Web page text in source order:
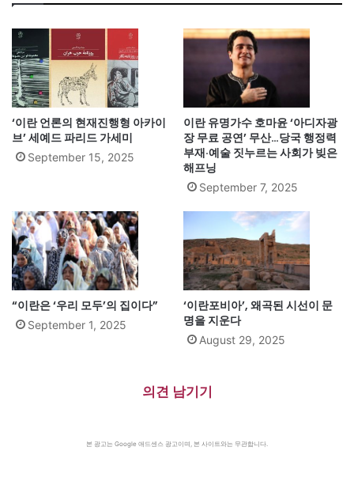
‘이란 언론의 현재진행형 아카이
브’ 세예드 파리드 가세미
September 15, 2025
이란 유명가수 호마윤 ‘아디자광
장 무료 공연’ 무산…당국 행정력
부재·예술 짓누르는 사회가 빚은
해프닝
September 7, 2025
“이란은 ‘우리 모두’의 집이다”
September 1, 2025
‘이란포비아’, 왜곡된 시선이 문
명을 지운다
August 29, 2025
의견 남기기
본 광고는 Google 애드센스 광고이며, 본 사이트와는 무관합니다.